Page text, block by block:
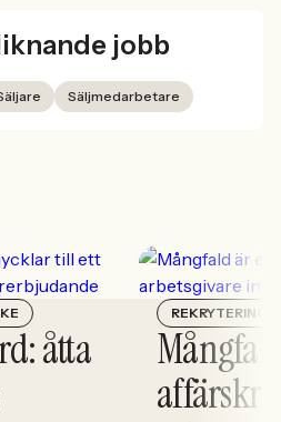
jobb
Säljmedarbetare
åtta
REKRYTERING